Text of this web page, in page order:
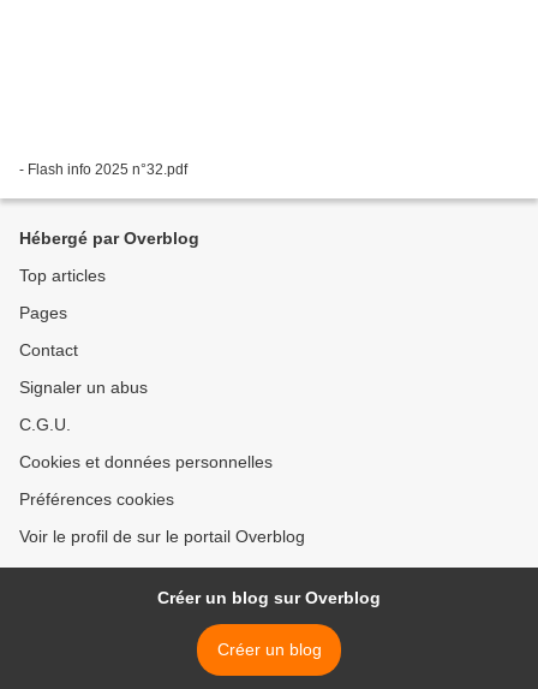
- Flash info 2025 n°32.pdf
Hébergé par Overblog
Top articles
Pages
Contact
Signaler un abus
C.G.U.
Cookies et données personnelles
Préférences cookies
Voir le profil de sur le portail Overblog
Créer un blog sur Overblog
Créer un blog